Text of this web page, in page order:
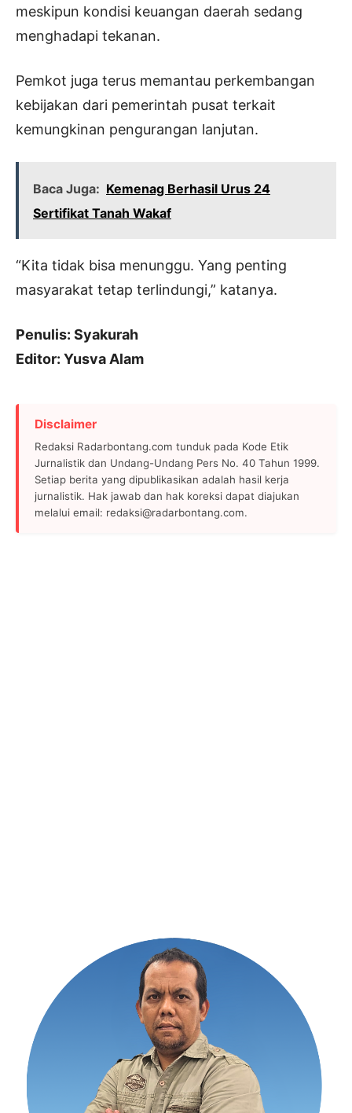
meskipun kondisi keuangan daerah sedang
menghadapi tekanan.
Pemkot juga terus memantau perkembangan
kebijakan dari pemerintah pusat terkait
kemungkinan pengurangan lanjutan.
Baca Juga: Kemenag Berhasil Urus 24
Sertifikat Tanah Wakaf
“Kita tidak bisa menunggu. Yang penting
masyarakat tetap terlindungi,” katanya.
Penulis: Syakurah
Editor: Yusva Alam
Disclaimer
Redaksi Radarbontang.com tunduk pada Kode Etik
Jurnalistik dan Undang-Undang Pers No. 40 Tahun 1999.
Setiap berita yang dipublikasikan adalah hasil kerja
jurnalistik. Hak jawab dan hak koreksi dapat diajukan
melalui email: redaksi@radarbontang.com.